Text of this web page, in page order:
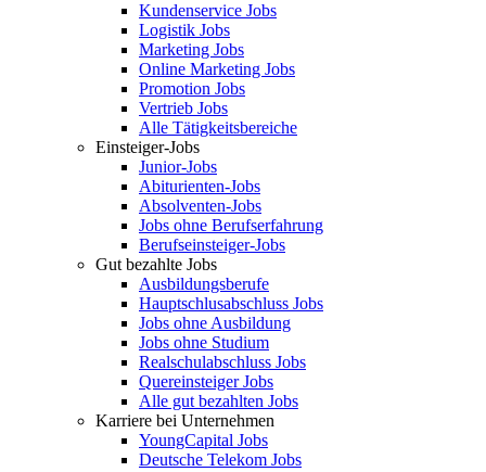
Kundenservice Jobs
Logistik Jobs
Marketing Jobs
Online Marketing Jobs
Promotion Jobs
Vertrieb Jobs
Alle Tätigkeitsbereiche
Einsteiger-Jobs
Junior-Jobs
Abiturienten-Jobs
Absolventen-Jobs
Jobs ohne Berufserfahrung
Berufseinsteiger-Jobs
Gut bezahlte Jobs
Ausbildungsberufe
Hauptschlusabschluss Jobs
Jobs ohne Ausbildung
Jobs ohne Studium
Realschulabschluss Jobs
Quereinsteiger Jobs
Alle gut bezahlten Jobs
Karriere bei Unternehmen
YoungCapital Jobs
Deutsche Telekom Jobs